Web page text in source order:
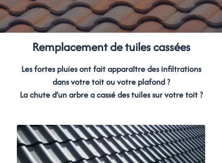
Remplacement de tuiles cassées
Les fortes pluies ont fait apparaître des infiltrations
dans votre toit ou votre plafond ?
La chute d’un arbre a cassé des tuiles sur votre toit ?